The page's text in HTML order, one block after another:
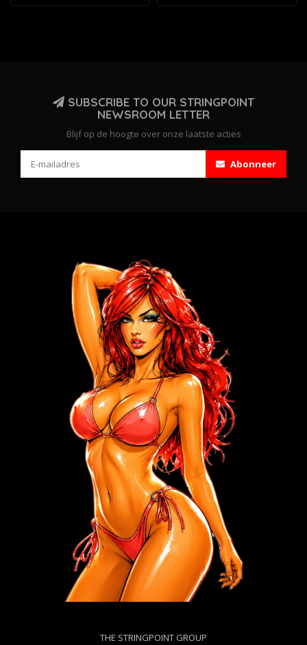
SUBSCRIBE TO OUR STRINGPOINT
NEWSROOM LETTER
Blijf op de hoogte over onze laatste acties
Abonneer
THE STRINGPOINT GROUP